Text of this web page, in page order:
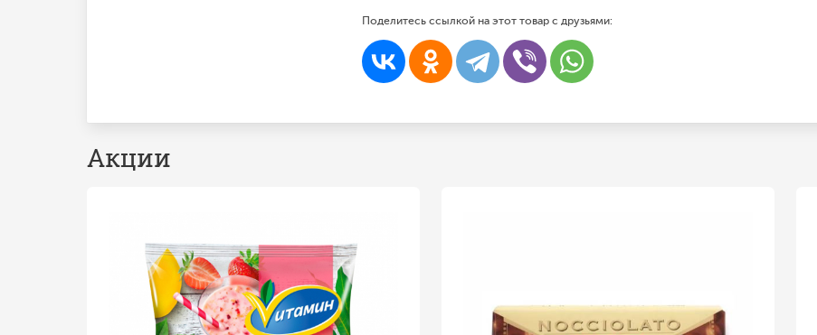
Поделитесь ссылкой на этот товар с друзьями:
Акции